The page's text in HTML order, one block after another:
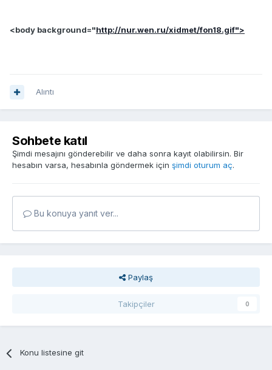
<body background="http://nur.wen.ru/xidmet/fon18.gif">
Alıntı
Sohbete katıl
Şimdi mesajını gönderebilir ve daha sonra kayıt olabilirsin. Bir
hesabın varsa, hesabınla göndermek için şimdi oturum aç.
Bu konuya yanıt ver...
Paylaş
Takipçiler 0
Konu listesine git